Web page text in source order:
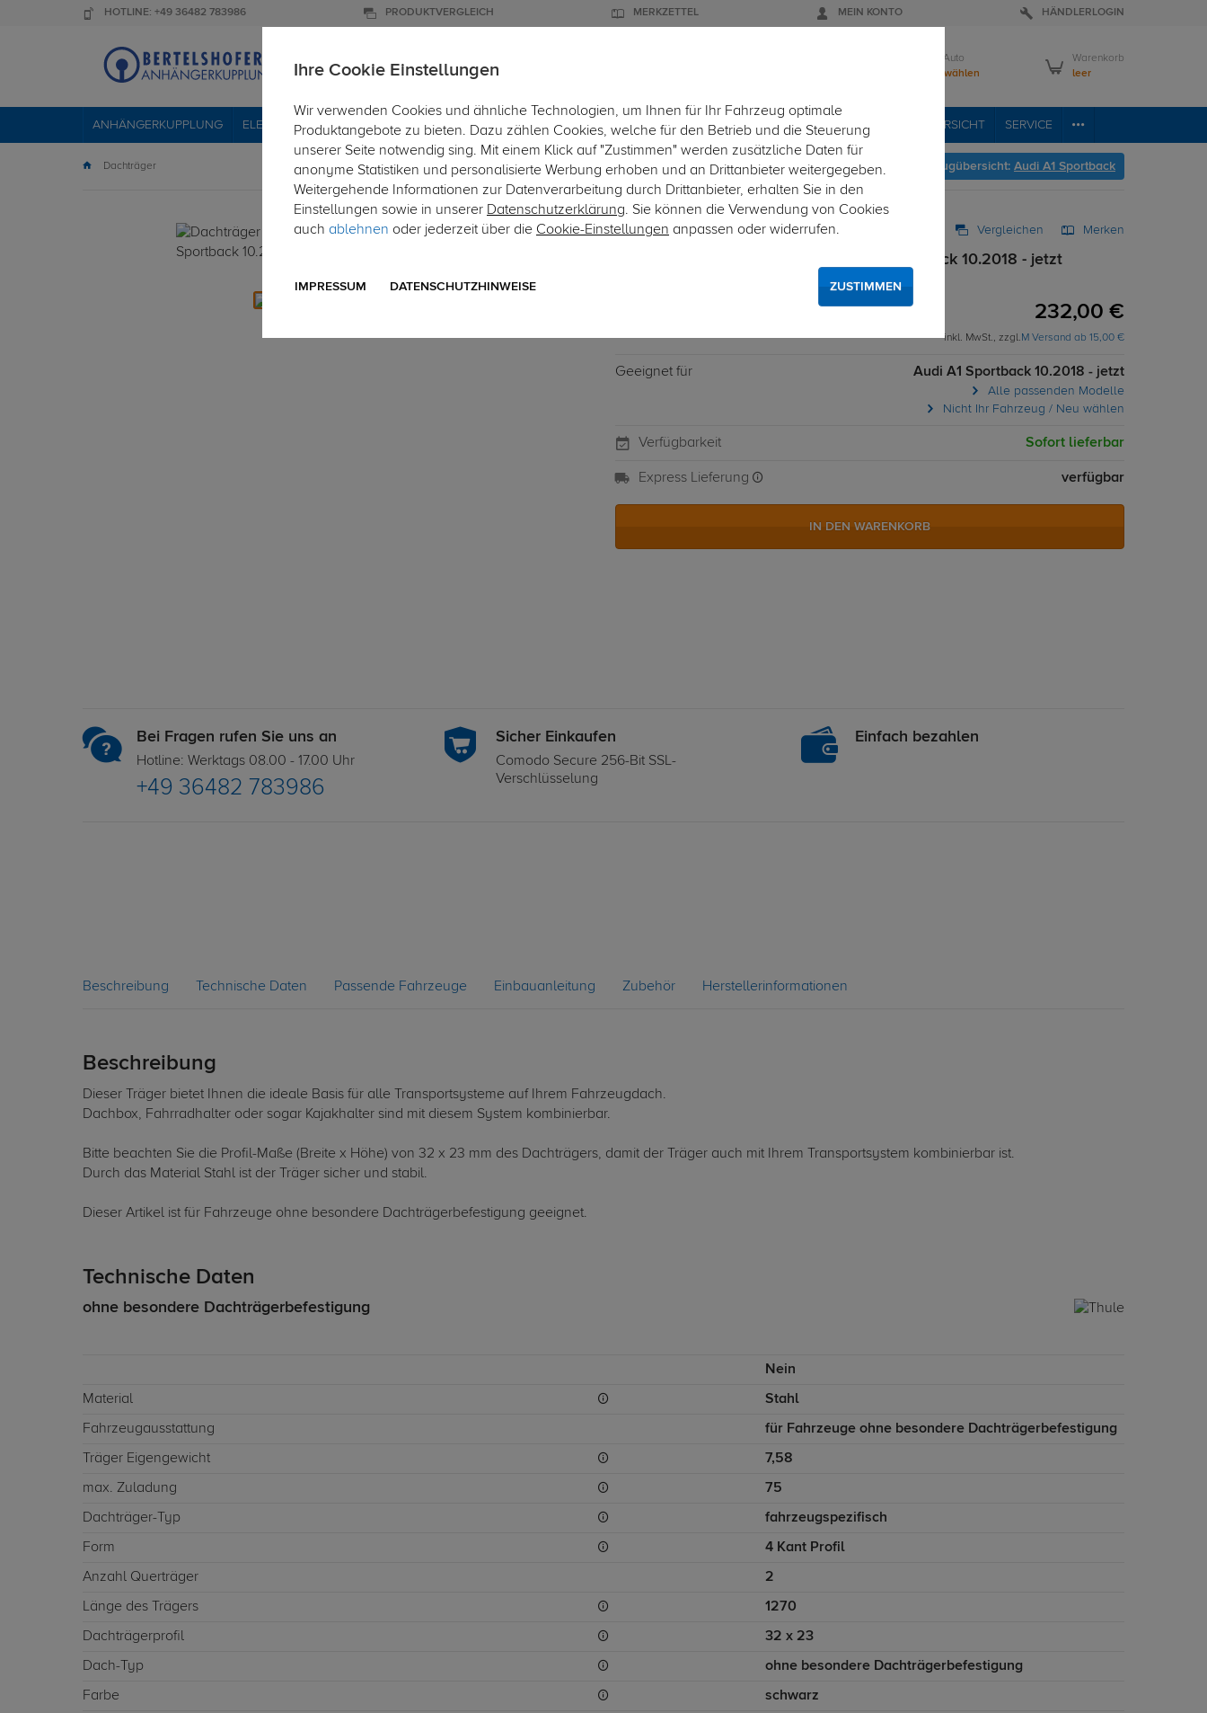
HOTLINE: +49 36482 783986 PRODUKTVERGLEICH MERKZETTEL MEIN KONTO HÄNDLERLOGIN
Mein Auto
Bitte wählen
Warenkorb
leer
ANHÄNGERKUPPLUNG ELEKTROSÄTZE DACHTRÄGER DACHBOXEN FAHRRADTRÄGER ZUBEHÖR EINBAUSERVICE FAHRZEUGÜBERSICHT SERVICE
Dachträger Hier geht's zur Fahrzeugübersicht: Audi A1 Sportback
Art.-Nr. DATR6081-1 Vergleichen Merken
Dachträger Thule SquareBar Audi A1 Sportback 10.2018 - jetzt
ohne besondere Dachträgerbefestigung
232,00 €
inkl. MwSt., zzgl.M Versand ab 15,00 €
Geeignet für Audi A1 Sportback 10.2018 - jetzt
Alle passenden Modelle
Nicht Ihr Fahrzeug / Neu wählen
Verfügbarkeit Sofort lieferbar
Express Lieferung verfügbar
IN DEN WARENKORB
Bei Fragen rufen Sie uns an
Hotline: Werktags 08.00 - 17.00 Uhr
+49 36482 783986
Sicher Einkaufen
Comodo Secure 256-Bit SSL-
Verschlüsselung
Einfach bezahlen
Beschreibung Technische Daten Passende Fahrzeuge Einbauanleitung Zubehör Herstellerinformationen
Beschreibung
Dieser Träger bietet Ihnen die ideale Basis für alle Transportsysteme auf Ihrem Fahrzeugdach.
Dachbox, Fahrradhalter oder sogar Kajakhalter sind mit diesem System kombinierbar.
Bitte beachten Sie die Profil-Maße (Breite x Höhe) von 32 x 23 mm des Dachträgers, damit der Träger auch mit Ihrem Transportsystem kombinierbar ist.
Durch das Material Stahl ist der Träger sicher und stabil.
Dieser Artikel ist für Fahrzeuge ohne besondere Dachträgerbefestigung geeignet.
Technische Daten
ohne besondere Dachträgerbefestigung
Nein
Material Stahl
Fahrzeugausstattung für Fahrzeuge ohne besondere Dachträgerbefestigung
Träger Eigengewicht 7,58
max. Zuladung 75
Dachträger-Typ fahrzeugspezifisch
Form 4 Kant Profil
Anzahl Querträger 2
Länge des Trägers 1270
Dachträgerprofil 32 x 23
Dach-Typ ohne besondere Dachträgerbefestigung
Farbe schwarz
Ihre Cookie Einstellungen
Wir verwenden Cookies und ähnliche Technologien, um Ihnen für Ihr Fahrzeug optimale
Produktangebote zu bieten. Dazu zählen Cookies, welche für den Betrieb und die Steuerung
unserer Seite notwendig sing. Mit einem Klick auf "Zustimmen" werden zusätzliche Daten für
anonyme Statistiken und personalisierte Werbung erhoben und an Drittanbieter weitergegeben.
Weitergehende Informationen zur Datenverarbeitung durch Drittanbieter, erhalten Sie in den
Einstellungen sowie in unserer Datenschutzerklärung. Sie können die Verwendung von Cookies
auch ablehnen oder jederzeit über die Cookie-Einstellungen anpassen oder widerrufen.
IMPRESSUM DATENSCHUTZHINWEISE ZUSTIMMEN